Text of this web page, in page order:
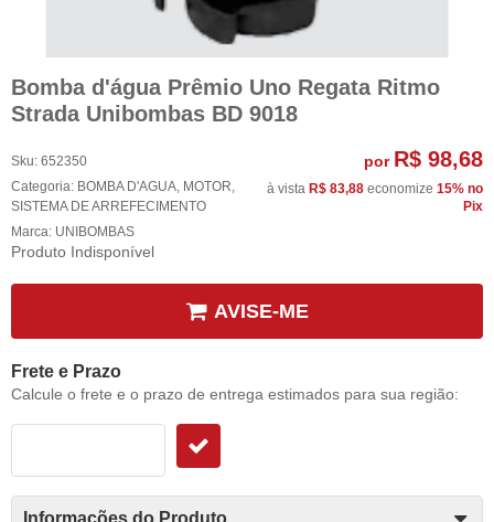
Bomba d'água Prêmio Uno Regata Ritmo
Strada Unibombas BD 9018
Sku: 652350
Categoria: BOMBA D'AGUA, MOTOR,
SISTEMA DE ARREFECIMENTO
Marca: UNIBOMBAS
Produto Indisponível
por R$ 98,68
à vista R$ 83,88 economize 15% no
Pix
AVISE-ME
Frete e Prazo
Calcule o frete e o prazo de entrega estimados para sua região: